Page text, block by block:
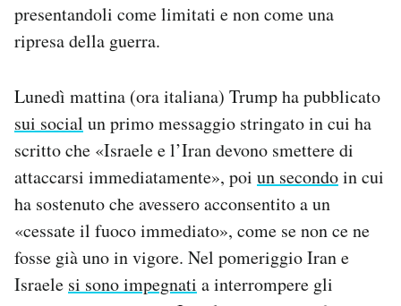
presentandoli come limitati e non come una
ripresa della guerra.
Lunedì mattina (ora italiana) Trump ha pubblicato
sui social un primo messaggio stringato in cui ha
scritto che «Israele e l’Iran devono smettere di
attaccarsi immediatamente», poi un secondoin cui
ha sostenuto che avessero acconsentito a un
«cessate il fuoco immediato», come se non ce ne
fosse già uno in vigore. Nel pomeriggio Iran e
Israele si sono impegnati a interrompere gli